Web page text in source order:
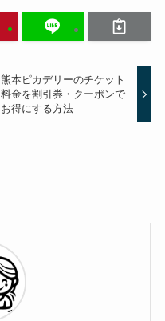
熊本ピカデリーのチケット
料金を割引券・クーポンで
お得にする方法